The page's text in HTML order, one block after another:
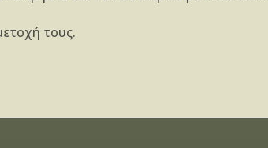
τους.